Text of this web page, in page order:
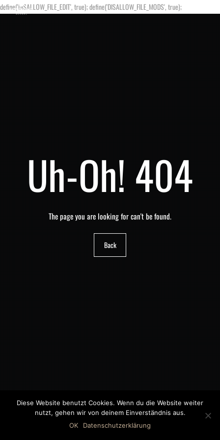
define('DISALLOW_FILE_EDIT', true); define('DISALLOW_FILE_MODS', true);
Uh-Oh! 404
The page you are looking for can't be found.
Back
©2018 MWB – MOTORWAGEN BERNAU GMBH
Diese Website benutzt Cookies. Wenn du die Website weiter
nutzt, gehen wir von deinem Einverständnis aus.
OK
Datenschutzerklärung